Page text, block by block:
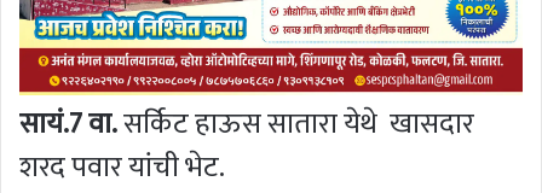
सायं.7 वा.सर्किट हाऊस सातारा येथे खासदार
शरद पवार यांची भेट.